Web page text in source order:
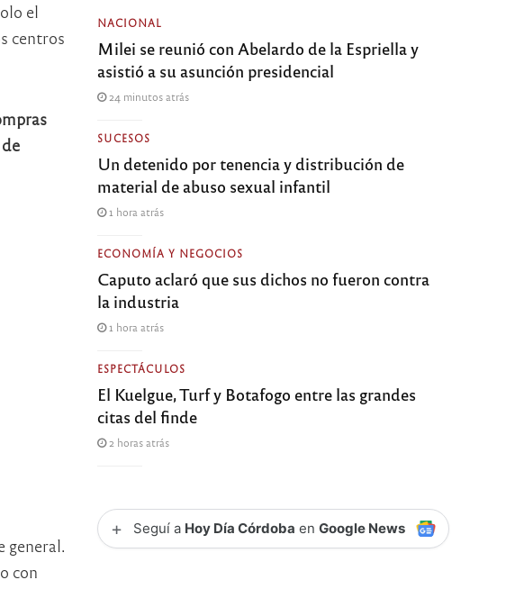
el
centros
general.
con
NACIONAL
Milei se reunió con Abelardo de la Espriella y
asistió a su asunción presidencial
24 minutos atrás
SUCESOS
Un detenido por tenencia y distribución de
material de abuso sexual infantil
1 hora atrás
ECONOMÍA Y NEGOCIOS
Caputo aclaró que sus dichos no fueron contra
la industria
1 hora atrás
ESPECTÁCULOS
El Kuelgue, Turf y Botafogo entre las grandes
citas del finde
2 horas atrás
+ Seguí a Hoy Día Córdoba enGoogle News